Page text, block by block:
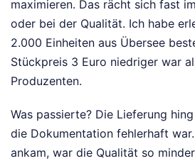
maximieren. Das rächt sich fast
oder bei der Qualität. Ich habe
2.000 Einheiten aus Übersee
Stückpreis 3 Euro niedriger war
Produzenten.
Was passierte? Die Lieferung
die Dokumentation fehlerhaft
ankam, war die Qualität so